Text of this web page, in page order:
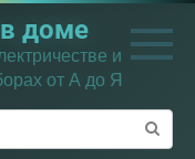
доме
и
от А до Я